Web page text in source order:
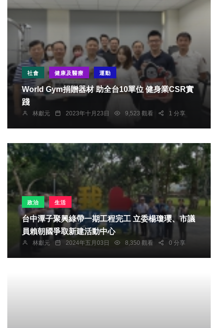
社會 健康及醫療 運動
World Gym捐贈器材 助全台10單位 健身業CSR實
踐
林獻元 2023年十月23日 9,523 觀看 1 分享
政治 生活
台中潭子聚興綠帶一期工程完工 立委楊瓊瓔、市議
員賴朝國爭取新建活動中心
林獻元 2024年五月03日 8,350 觀看 0 分享